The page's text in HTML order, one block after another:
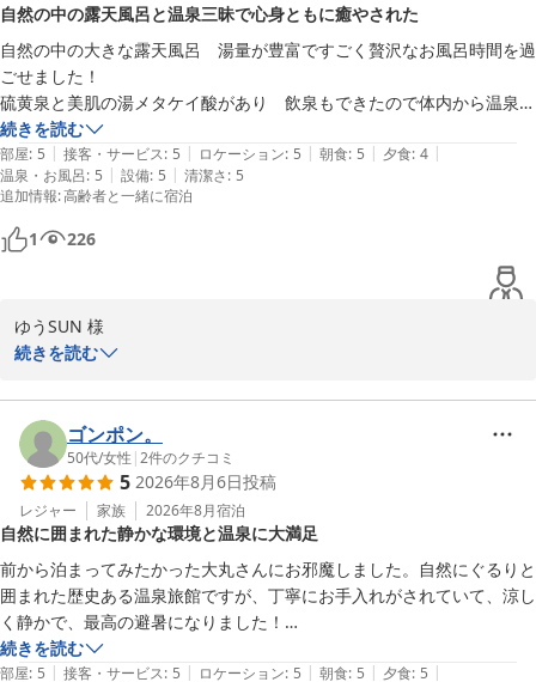
らも努力して参ります。
またのご来館を心よりお待ちしております。
大丸温泉旅館
那須温泉 大丸温泉旅館
2026-07-16
自然の中の露天風呂と温泉三昧で心身ともに癒やされた
自然の中の大きな露天風呂　湯量が豊富ですごく贅沢なお風呂時間を過
ごせました！
硫黄泉と美肌の湯メタケイ酸があり　飲泉もできたので体内から温泉三
昧で細胞から癒されました✨
館内は歴史を感じるノスタルジックな雰囲気と　自然の音を聞きながら
ゆったりと過ごせました。
また行きたい宿がひとつ増えました^_^
続きを読む
部屋: 5 | 接客・サービス: 5 | ロケーション: 5 | 朝食: 5 | 夕食: 4 |
温泉・お風呂: 5 | 設備: 5 | 清潔さ: 5
追加情報:高齢者と一緒に宿泊
1 226
ゆうSUN 様
した。
露天風呂で心身ともにリフレッシュしていただけたこと、大変嬉し
く思います。
「懐かしさと斬新なおもてなし」をモットーにおもてなしさせてい
ただきますので、
またのご来館を心よりお待ちしております。
大丸温泉旅館
続きを読む
ゴンポン。
50代/女性 |2件のクチコミ
5 2026年8月6日投稿
レジャー 家族 2026年8月宿泊
自然に囲まれた静かな環境と温泉に大満足
前から泊まってみたかった大丸さんにお邪魔しました。自然にぐるりと
囲まれた歴史ある温泉旅館ですが、丁寧にお手入れがされていて、涼し
く静かで、最高の避暑になりました！
圧巻の露天では警戒していたアブにも遭遇せず、気持ち良い空気の中、
質が高く湯温も絶妙な温泉を何度も楽しむことが出来ました。
続きを読む
部屋: 5 | 接客・サービス: 5 | ロケーション: 5 | 朝食: 5 | 夕食: 5 |